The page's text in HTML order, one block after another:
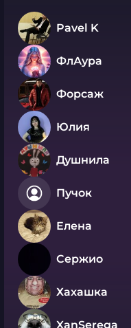
Pavel K
ФлАура
Форсаж
Юлия
Душнила
Пучок
Елена
Сержио
Хахашка
XanSerega